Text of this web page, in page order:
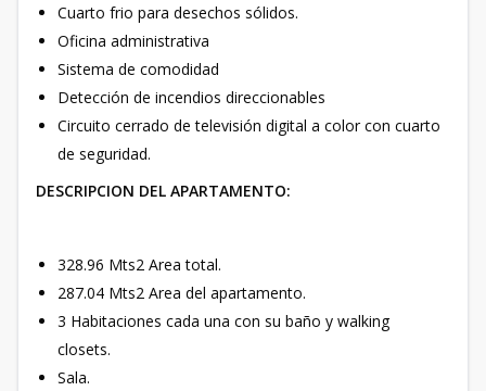
Cuarto frio para desechos sólidos.
Oficina administrativa
Sistema de comodidad
Detección de incendios direccionables
Circuito cerrado de televisión digital a color con cuarto
de seguridad.
DESCRIPCION DEL APARTAMENTO:
328.96 Mts2 Area total.
287.04 Mts2 Area del apartamento.
3 Habitaciones cada una con su baño y walking
closets.
Sala.